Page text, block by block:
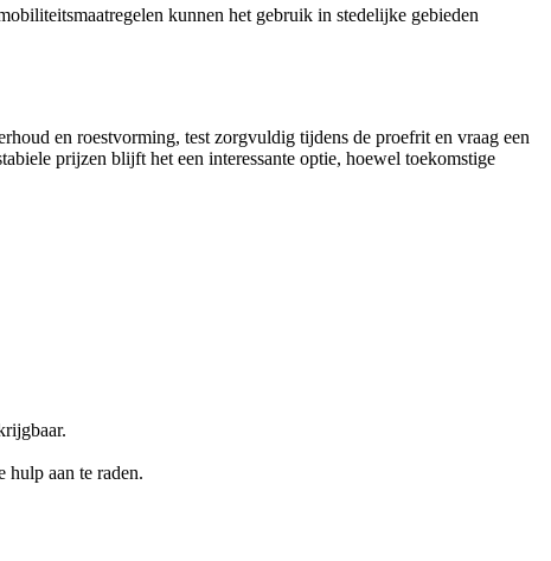
kunnen het gebruik in stedelijke gebieden
en roestvorming, test zorgvuldig tijdens de proefrit en vraag een
prijzen blijft het een interessante optie, hoewel toekomstige
hulp aan te raden.